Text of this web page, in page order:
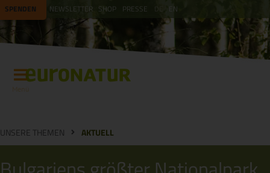
SPENDEN NEWSLETTER SHOP PRESSE EN
UNSERE THEMEN AKTUELL